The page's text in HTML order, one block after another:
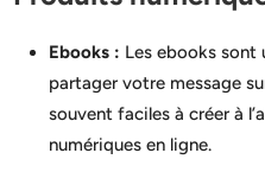
Ebooks : Les ebooks sont
partager votre message
souvent faciles à créer à
numériques en ligne.